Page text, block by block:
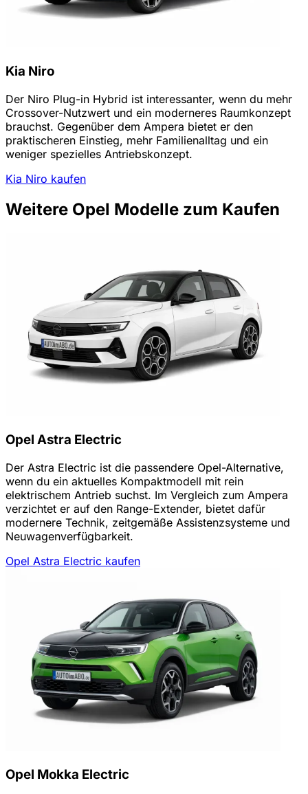
Kia Niro
Der Niro Plug-in Hybrid ist interessanter, wenn du mehr
Crossover-Nutzwert und ein moderneres Raumkonzept
brauchst. Gegenüber dem Ampera bietet er den
praktischeren Einstieg, mehr Familienalltag und ein
weniger spezielles Antriebskonzept.
Kia Niro kaufen
Weitere Opel Modelle zum Kaufen
Opel Astra Electric
Der Astra Electric ist die passendere Opel-Alternative,
wenn du ein aktuelles Kompaktmodell mit rein
elektrischem Antrieb suchst. Im Vergleich zum Ampera
verzichtet er auf den Range-Extender, bietet dafür
modernere Technik, zeitgemäße Assistenzsysteme und
Neuwagenverfügbarkeit.
Opel Astra Electric kaufen
Opel Mokka Electric